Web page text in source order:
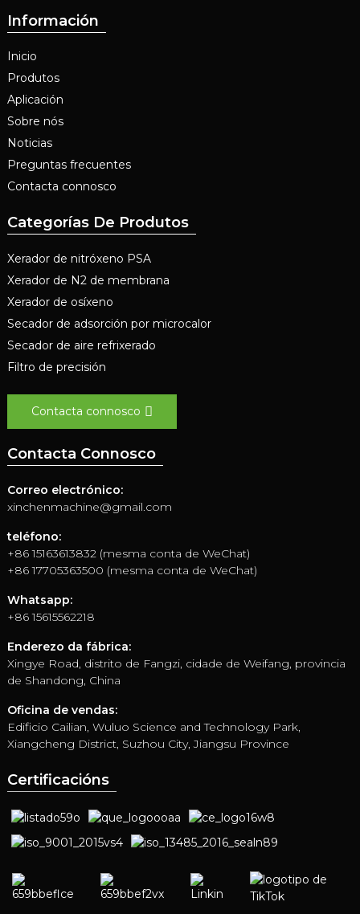
Información
Inicio
Produtos
Aplicación
Sobre nós
Noticias
Preguntas frecuentes
Contacta connosco
Categorías De Produtos
Xerador de nitróxeno PSA
Xerador de N2 de membrana
Xerador de osíxeno
Secador de adsorción por microcalor
Secador de aire refrixerado
Filtro de precisión
Contacta connosco
Contacta Connosco
Correo electrónico:
xinchenmachine@gmail.com
teléfono:
+86 15163613832 (mesma conta de WeChat)
+86 17705363500 (mesma conta de WeChat)
Whatsapp:
+86 15615562218
Enderezo da fábrica:
Xingye Road, distrito de Fangzi, cidade de Weifang, provincia
de Shandong, China
Oficina de vendas:
Edificio Cailian, Wuluo Science and Technology Park,
Xiangcheng District, Suzhou City, Jiangsu Province
Certificacións